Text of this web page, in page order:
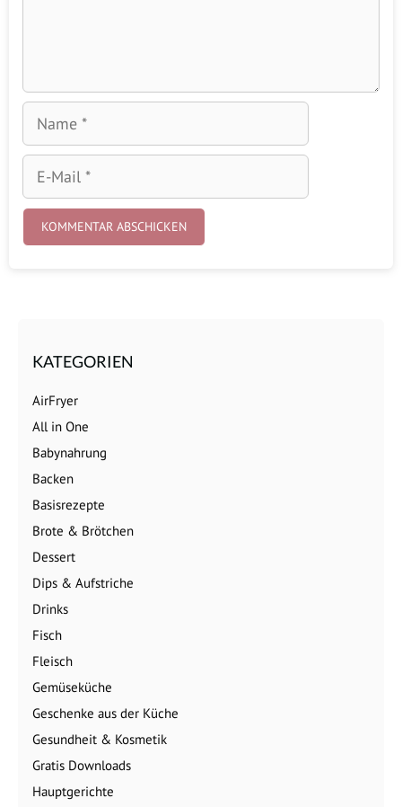
Name
E-
Mail
KATEGORIEN
AirFryer
All in One
Babynahrung
Backen
Basisrezepte
Brote & Brötchen
Dessert
Dips & Aufstriche
Drinks
Fisch
Fleisch
Gemüseküche
Geschenke aus der Küche
Gesundheit & Kosmetik
Gratis Downloads
Hauptgerichte